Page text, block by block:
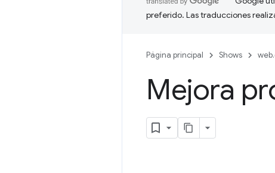
preferido. Las traducciones
Página principal Shows
Mejora